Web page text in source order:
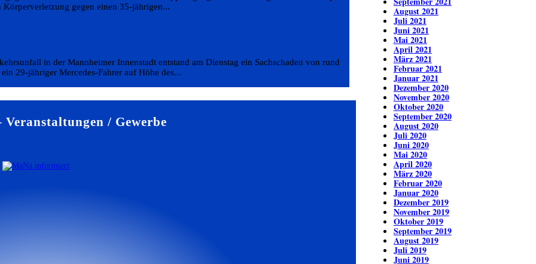
gegen einen 35-jährigen...
in der Mannheimer Innenstadt entstand am Dienstag ein Sachschaden von rund
29-jähriger Mercedes-Fahrer auf Höhe des...
/ Gewerbe
August 2021
Juli 2021
Juni 2021
Mai 2021
April 2021
März 2021
Februar 2021
Januar 2021
Dezember 2020
November 2020
Oktober 2020
September 2020
August 2020
Juli 2020
Juni 2020
Mai 2020
April 2020
März 2020
Februar 2020
Januar 2020
Dezember 2019
November 2019
Oktober 2019
September 2019
August 2019
Juli 2019
Juni 2019